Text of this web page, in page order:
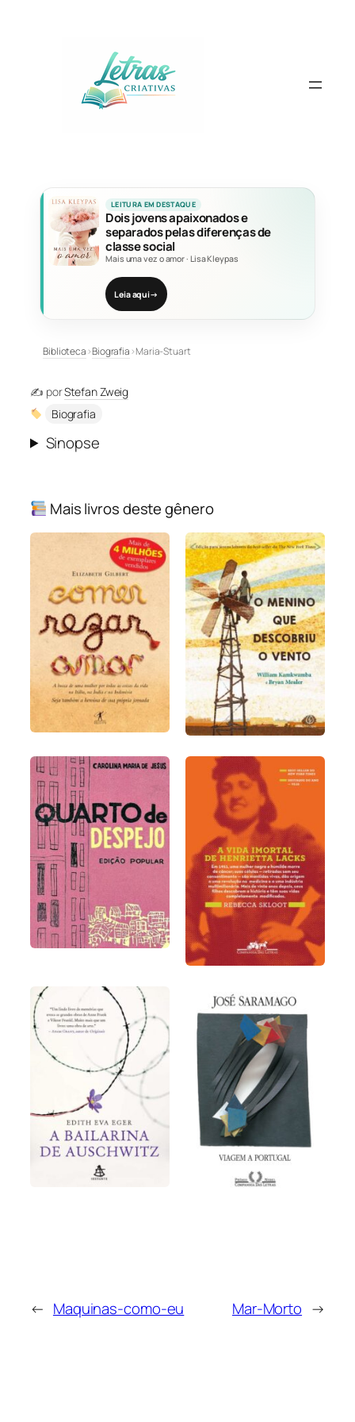
LEITURA EM DESTAQUE
Dois jovens apaixonados e
separados pelas diferenças de
classe social
Mais uma vez o amor· Lisa Kleypas
Leia aqui→
Biblioteca›Biografia›Maria-Stuart
✍️ porStefan Zweig
Biografia
Sinopse
Mais livros deste gênero
← Maquinas-como-eu Mar-Morto →